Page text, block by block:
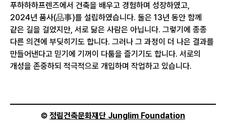
푸하하하프렌즈에서 건축을 배우고 경험하며 성장하였고,
2024년 품사(品事)를 설립하였습니다. 둘은 13년 동안 함께
같은 길을 걸었지만, 서로 닮은 사람은 아닙니다. 그렇기에 종종
다른 의견에 부딪히기도 합니다. 그러나 그 과정이 더 나은 결과를
만들어낸다고 믿기에 기꺼이 다툼을 즐기기도 합니다. 서로의
개성을 존중하되 적극적으로 개입하며 작업하고 있습니다.
© 정림건축문화재단 Junglim Foundation